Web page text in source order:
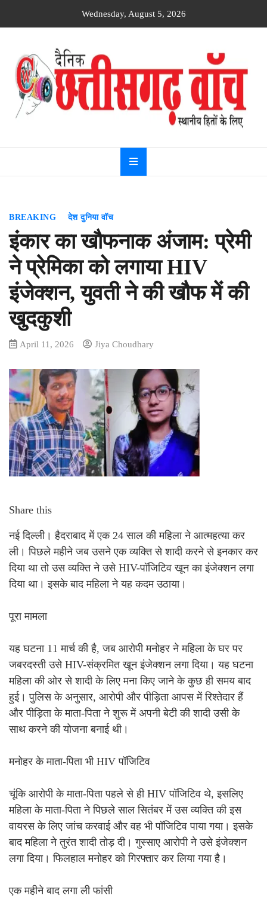
Wednesday, August 5, 2026
Dainik
Chhattisgarh
watch
BREAKING देश दुनिया वॉच
इंकार का खौफनाक अंजाम: प्रेमी
ने प्रेमिका को लगाया HIV
इंजेक्शन, युवती ने की खौफ में की
खुदकुशी
April 11, 2026 Jiya Choudhary
Share this
नई दिल्ली। हैदराबाद में एक 24 साल की महिला ने आत्महत्या कर
ली। पिछले महीने जब उसने एक व्यक्ति से शादी करने से इनकार कर
दिया था तो उस व्यक्ति ने उसे HIV-पॉजिटिव खून का इंजेक्शन लगा
दिया था। इसके बाद महिला ने यह कदम उठाया।
पूरा मामला
यह घटना 11 मार्च की है, जब आरोपी मनोहर ने महिला के घर पर
जबरदस्ती उसे HIV-संक्रमित खून इंजेक्शन लगा दिया। यह घटना
महिला की ओर से शादी के लिए मना किए जाने के कुछ ही समय बाद
हुई। पुलिस के अनुसार, आरोपी और पीड़िता आपस में रिश्तेदार हैं
और पीड़िता के माता-पिता ने शुरू में अपनी बेटी की शादी उसी के
साथ करने की योजना बनाई थी।
मनोहर के माता-पिता भी HIV पॉजिटिव
चूंकि आरोपी के माता-पिता पहले से ही HIV पॉजिटिव थे, इसलिए
महिला के माता-पिता ने पिछले साल सितंबर में उस व्यक्ति की इस
वायरस के लिए जांच करवाई और वह भी पॉजिटिव पाया गया। इसके
बाद महिला ने तुरंत शादी तोड़ दी। गुस्साए आरोपी ने उसे इंजेक्शन
लगा दिया। फिलहाल मनोहर को गिरफ्तार कर लिया गया है।
एक महीने बाद लगा ली फांसी